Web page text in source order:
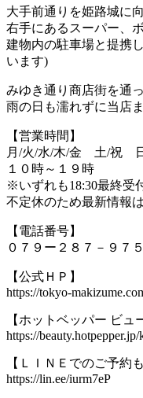
大手前通りを姫路城に
右手にあるスーパー、
建物内の駐車場と提携
います)
みゆき通り商店街を通
雨の日も濡れずに当店
【営業時間】
月/火/水/木/金 土/祝
１０時～１
※いずれも18:30最終受
不定休のため最新情報
【電話番号】
０７９ー２８７－９７
【公式ＨＰ】
https://tokyo-
【ホットベッパー ビュ
https://
【ＬＩＮＥでのご予約
https://lin.ee/iurm7eP